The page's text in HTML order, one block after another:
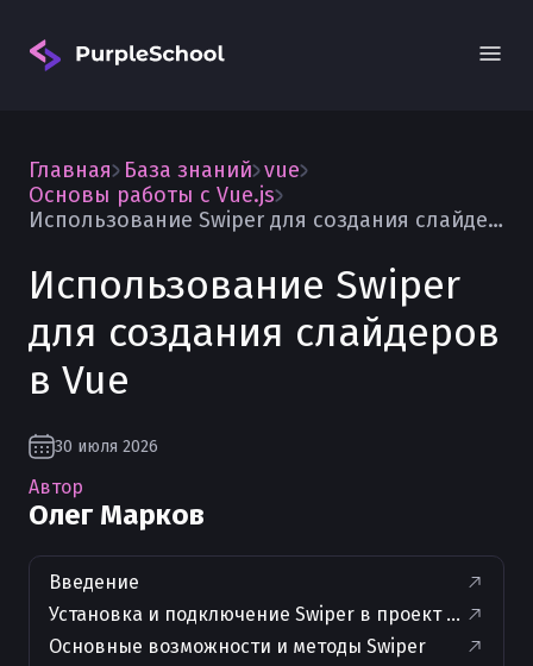
Вход
Главная База знаний vue
Основы работы с Vue.js
Использование Swiper для создания слайдеров в Vue
Использование Swiper
для создания слайдеров
в Vue
30 июля 2026
Автор
Олег Марков
Введение
Установка и подключение Swiper в проект Vue
Основные возможности и методы Swiper